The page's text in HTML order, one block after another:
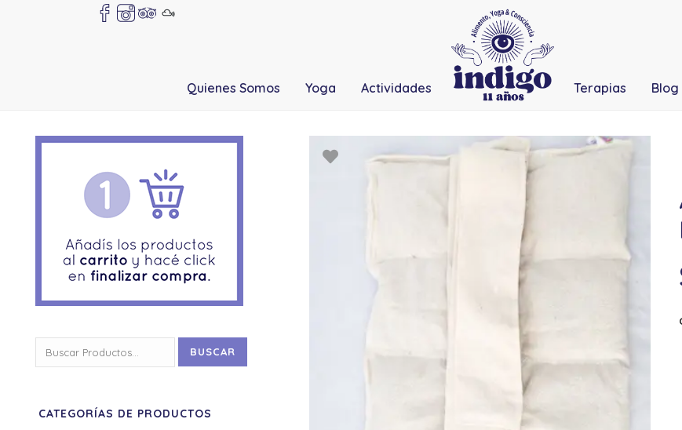
Quienes Somos Yoga Actividades Terapias Blog
por:
BUSCAR
CATEGORÍAS DE PRODUCTOS